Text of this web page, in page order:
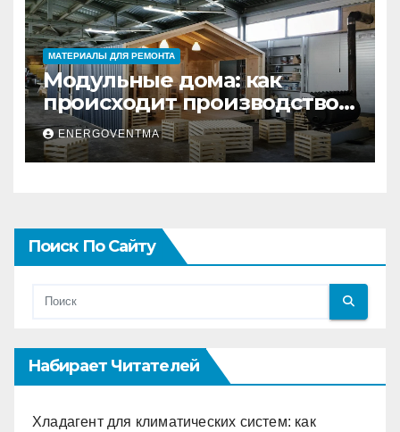
МАТЕРИАЛЫ ДЛЯ РЕМОНТА
Модульные дома: как
происходит производство
и почему это выгодно
ENERGOVENTMA
Поиск По Сайту
Набирает Читателей
Хладагент для климатических систем: как